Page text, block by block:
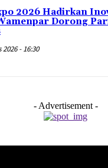
2026 Hadirkan
Dorong
- 16:30
- Advertisement -